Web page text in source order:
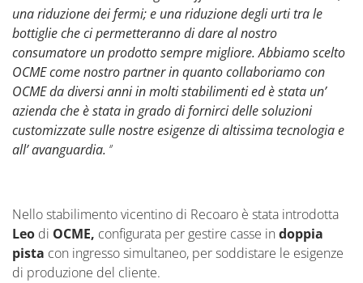
una riduzione dei fermi; e una riduzione degli urti tra le
bottiglie che ci permetteranno di dare al nostro
consumatore un prodotto sempre migliore. Abbiamo scelto
OCME come nostro partner in quanto collaboriamo con
OCME da diversi anni in molti stabilimenti ed è stata un’
azienda che è stata in grado di fornirci delle soluzioni
customizzate sulle nostre esigenze di altissima tecnologia e
all’ avanguardia. ‘’
Nello stabilimento vicentino di Recoaro è stata introdotta
Leo di OCME, configurata per gestire casse in doppia
pista con ingresso simultaneo, per soddistare le esigenze
di produzione del cliente.